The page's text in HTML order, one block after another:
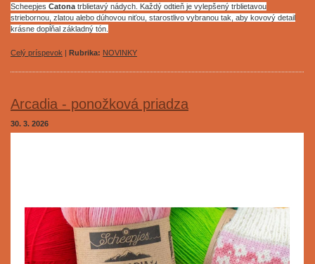
Scheepjes Catona trblietavý nádych. Každý odtieň je vylepšený trblietavou
striebornou, zlatou alebo dúhovou niťou, starostlivo vybranou tak, aby kovový detail
krásne dopĺňal základný tón.
Celý príspevok | Rubrika: NOVINKY
Arcadia - ponožková priadza
30. 3. 2026